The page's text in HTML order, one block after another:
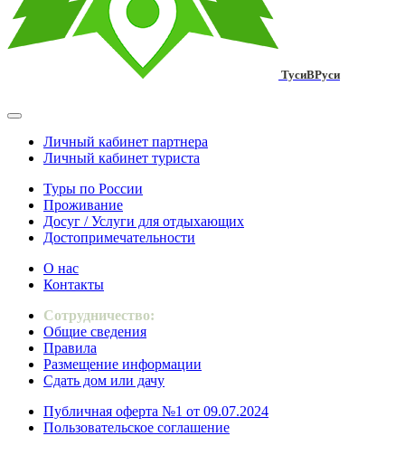
ТусиВРуси
Личный кабинет партнера
Личный кабинет туриста
Туры по России
Проживание
Досуг / Услуги для отдыхающих
Достопримечательности
О нас
Контакты
Сотрудничество:
Общие сведения
Правила
Размещение информации
Сдать дом или дачу
Публичная оферта №1 от 09.07.2024
Пользовательское соглашение